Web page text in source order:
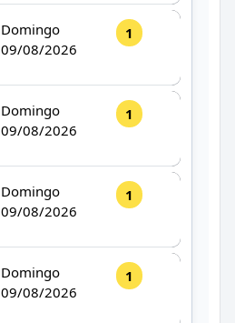
Domingo
09/08/2026
1
Domingo
09/08/2026
1
Domingo
09/08/2026
1
Domingo
09/08/2026
1